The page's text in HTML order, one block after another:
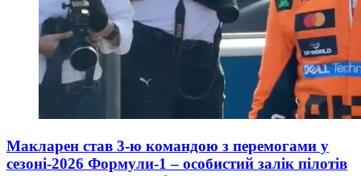
Макларен став 3-ю командою з перемогами у
сезоні-2026 Формули-1 – особистий залік пілотів